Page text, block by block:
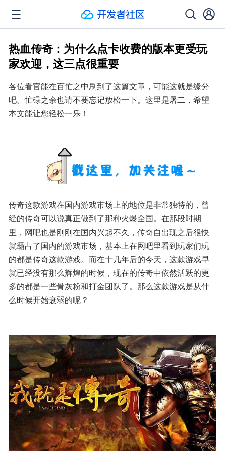
热血传奇：为什么点卡收费的版本更受玩
家欢迎，这三点很重要
各位看官能在百忙之中刷到了这篇文章，可能这就是缘分
吧。忙碌之余也请不要忘记放松一下。这里是屠二，希望
本文能让您轻松一乐！
传奇这款游戏在国内游戏市场上的地位是非常独特的，曾
经的传奇可以说真正做到了那种火爆全国。在那段时期
里，网吧也是刚刚在国内兴起不久，传奇自出现之后很快
就霸占了国内的游戏市场，基本上在网吧里看到玩家们玩
的都是传奇这款游戏。而在十几年后的今天，这款游戏早
就已经没有那么辉煌的时候，现在的传奇中依然活跃的更
多的都是一些骨灰粉和打金团队了。那么这款游戏是从什
么时候开始衰弱的呢？